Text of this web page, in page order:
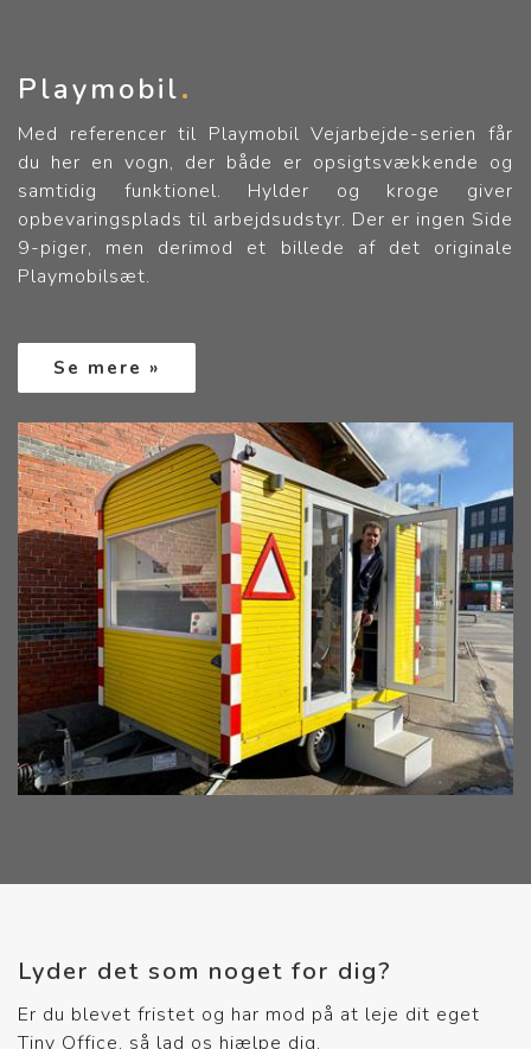
Playmobil
Med referencer til Playmobil Vejarbejde-serien får
du her en vogn, der både er opsigtsvækkende og
samtidig funktionel. Hylder og kroge giver
opbevaringsplads til arbejdsudstyr. Der er ingen Side
9-piger, men derimod et billede af det originale
Playmobilsæt.
Se mere
Lyder det som noget for dig?
Er du blevet fristet og har mod på at leje dit eget
Tiny Office, så lad os hjælpe dig.